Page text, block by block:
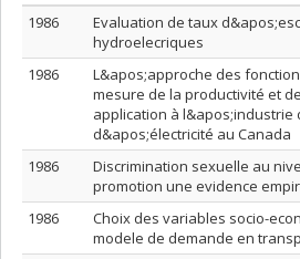
1986
Evaluation de taux
hydroelecriques
1986
L&apos;approche des
mesure de la productivité et
application à l&apos;industrie
d&apos;électricité au Canada
1986
Discrimination sexuelle au
promotion une evidence
1986
Choix des variables socio-
modele de demande en